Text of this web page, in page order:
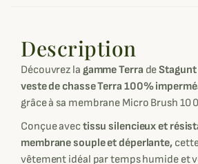
Description
Découvrez la gamme Terra deStagunt
veste de chasse Terra 100%
grâce à sa membrane Micro Brush 10
Conçue avectissu silencieux et
membrane souple et déperlante,
vêtement idéal par temps humide et